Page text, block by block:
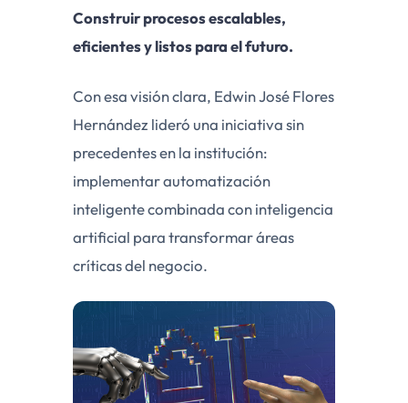
Construir procesos escalables,
eficientes y listos para el futuro.
Con esa visión clara, Edwin José Flores
Hernández lideró una iniciativa sin
precedentes en la institución:
implementar automatización
inteligente combinada con inteligencia
artificial para transformar áreas
críticas del negocio.